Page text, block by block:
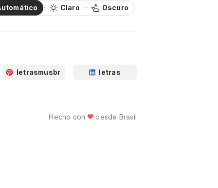
Claro Oscuro
letrasmusbr letras
Hecho con desde Brasil